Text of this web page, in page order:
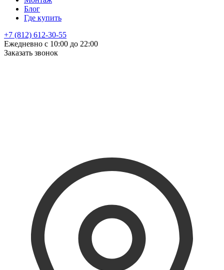
Блог
Где купить
+7 (812) 612-30-55
Ежедневно с 10:00 до 22:00
Заказать звонок